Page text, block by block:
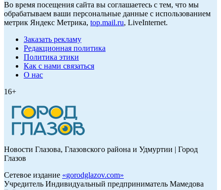
Во время посещения сайта вы соглашаетесь с тем, что мы
обрабатываем ваши персональные данные с использованием
метрик Яндекс Метрика, top.mail.ru, LiveInternet.
Заказать рекламу
Редакционная политика
Политика этики
Как с нами связаться
О нас
16+
Новости Глазова, Глазовского района и Удмуртии | Город
Глазов
Сетевое издание «gorodglazov.com»
Учредитель Индивидуальный предприниматель Мамедова